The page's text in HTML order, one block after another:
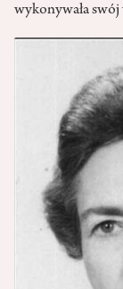
wykonywała